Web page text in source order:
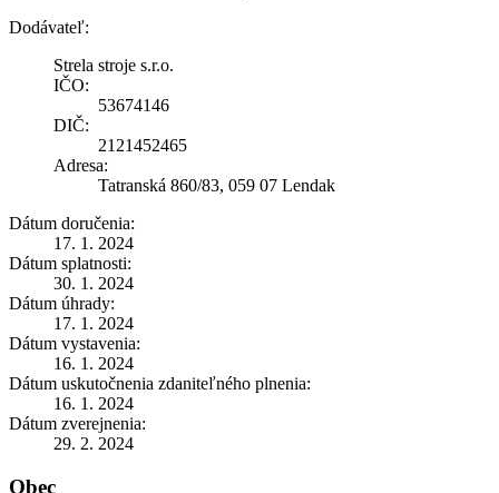
Dodávateľ:
Strela stroje s.r.o.
IČO:
53674146
DIČ:
2121452465
Adresa:
Tatranská 860/83, 059 07 Lendak
Dátum doručenia:
17. 1. 2024
Dátum splatnosti:
30. 1. 2024
Dátum úhrady:
17. 1. 2024
Dátum vystavenia:
16. 1. 2024
Dátum uskutočnenia zdaniteľného plnenia:
16. 1. 2024
Dátum zverejnenia:
29. 2. 2024
Obec